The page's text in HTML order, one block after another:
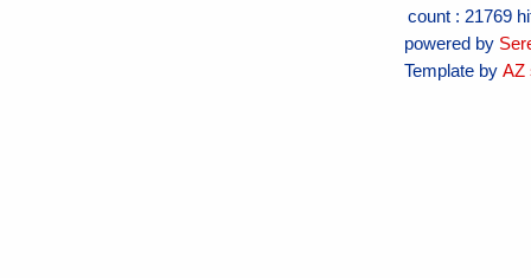
count : 21769
powered by
Template byAZ